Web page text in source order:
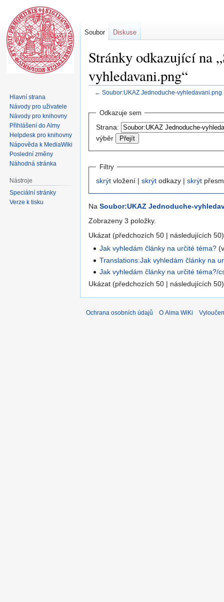
Stránky odkazující na
vyhledavani.png“
← Soubor:UKAZ Jednoduche-vyhledavani.png
Skočit
navigaci
Skočit
vyhledávání
Odkazuje sem
Strana:
výběr
Filtry
skrýt vložení | skrýt odkazy | skrýt
Na Soubor:UKAZ Jednoduche-
Zobrazeny 3 položky.
Ukázat (předchozích 50 | následujících
Jak vyhledám články na určité téma?
Translations:Jak vyhledám články na
Jak vyhledám články na určité téma?/
Ukázat (předchozích 50 | následujících
Soubor Diskuse
Hlavní strana
Návody pro uživatele
Návody pro knihovny
Přihlášení do Almy
Helpdesk pro knihovny
Nápověda k MediaWiki
Poslední změny
Náhodná stránka
Nástroje
Speciální stránky
Verze k tisku
Ochrana osobních údajů O Alma WiKi